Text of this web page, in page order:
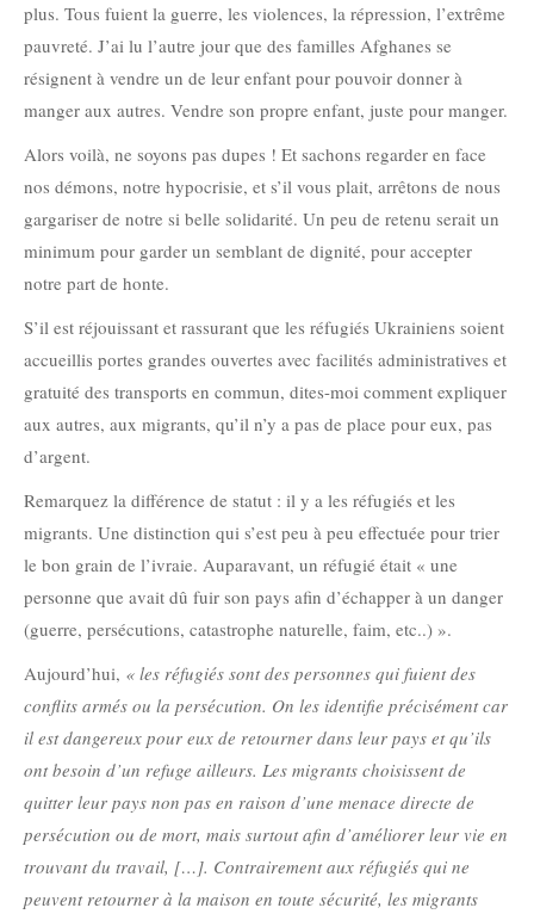
plus. Tous fuient la guerre, les violences, la répression, l’extrême
pauvreté. J’ai lu l’autre jour que des familles Afghanes se
résignent à vendre un de leur enfant pour pouvoir donner à
manger aux autres. Vendre son propre enfant, juste pour manger.
Alors voilà, ne soyons pas dupes ! Et sachons regarder en face
nos démons, notre hypocrisie, et s’il vous plait, arrêtons de nous
gargariser de notre si belle solidarité. Un peu de retenu serait un
minimum pour garder un semblant de dignité, pour accepter
notre part de honte.
S’il est réjouissant et rassurant que les réfugiés Ukrainiens soient
accueillis portes grandes ouvertes avec facilités administratives et
gratuité des transports en commun, dites-moi comment expliquer
aux autres, aux migrants, qu’il n’y a pas de place pour eux, pas
d’argent.
Remarquez la différence de statut : il y a les réfugiés et les
migrants. Une distinction qui s’est peu à peu effectuée pour trier
le bon grain de l’ivraie. Auparavant, un réfugié était « une
personne que avait dû fuir son pays afin d’échapper à un danger
(guerre, persécutions, catastrophe naturelle, faim, etc..) ».
Aujourd’hui, « les réfugiés sont des personnes qui fuient des
conflits armés ou la persécution. On les identifie précisément car
il est dangereux pour eux de retourner dans leur pays et qu’ils
ont besoin d’un refuge ailleurs. Les migrants choisissent de
quitter leur pays non pas en raison d’une menace directe de
persécution ou de mort, mais surtout afin d’améliorer leur vie en
trouvant du travail, […]. Contrairement aux réfugiés qui ne
peuvent retourner à la maison en toute sécurité, les migrants